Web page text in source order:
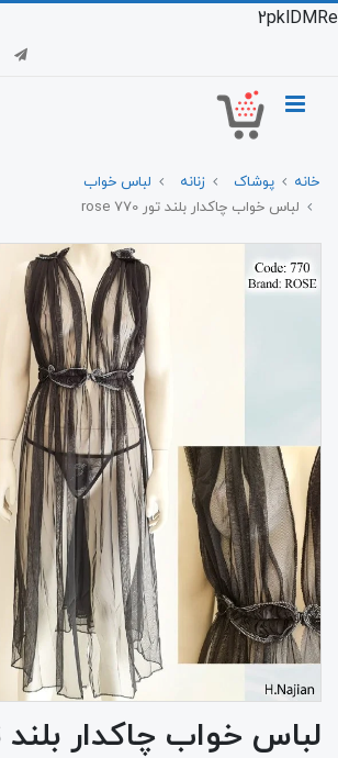
2pklDMRe
خانه پوشاک زنانه
لباس خواب
لباس خواب چاکدار بلند تور 770 rose